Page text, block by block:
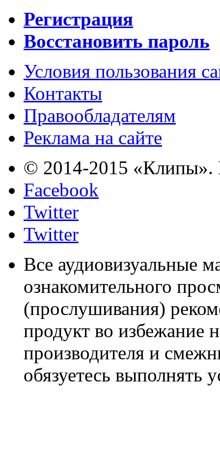
Регистрация
Восстановить пароль
Условия пользования
Контакты
Правообладателям
Реклама на сайте
© 2014-2015 «Клипы».
Facebook
Twitter
Twitter
Все аудиовизуальные
ознакомительного
(прослушивания)
продукт во избежание
производителя и
обязуетесь выполнять